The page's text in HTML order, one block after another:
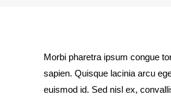
Morbi pharetra ipsum congue
sapien. Quisque lacinia arcu
euismod id. Sed nisl ex,